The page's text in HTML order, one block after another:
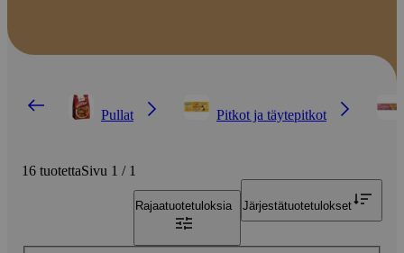
Pullat Pitkot ja täytepitkot
16 tuotettaSivu 1 / 1
Rajaatuotetuloksia Järjestätuotetulokset